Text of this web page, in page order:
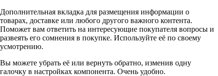
Дополнительная вкладка для размещения информации о
товарах, доставке или любого другого важного контента.
Поможет вам ответить на интересующие покупателя вопросы и
развеять его сомнения в покупке. Используйте её по своему
усмотрению.
Вы можете убрать её или вернуть обратно, изменив одну
галочку в настройках компонента. Очень удобно.